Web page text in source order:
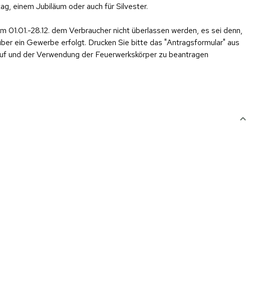
einem Jubiläum oder auch für Silvester.
28.12. dem Verbraucher nicht überlassen werden, es sei denn,
ein Gewerbe erfolgt. Drucken Sie bitte das "Antragsformular" aus
und der Verwendung der Feuerwerkskörper zu beantragen